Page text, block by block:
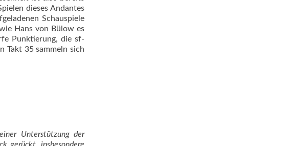
dieses Andantes
Schauspiele
Hans von Bülow es
Punktierung, die sf-
Takt 35 sammeln sich
Unterstützung der